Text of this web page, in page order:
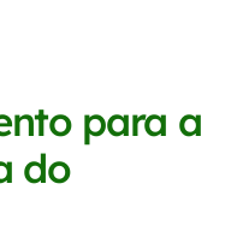
para a
do